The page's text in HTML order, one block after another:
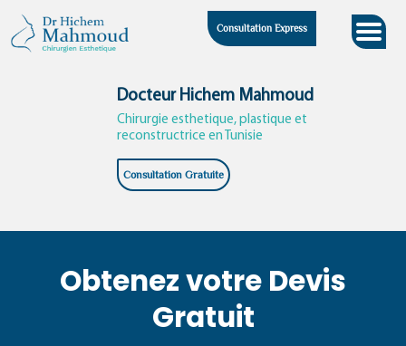
content
Consultation Express
Docteur Hichem Mahmoud
Chirurgie esthetique, plastique et
reconstructrice en Tunisie
Consultation Gratuite
Obtenez votre Devis
Gratuit